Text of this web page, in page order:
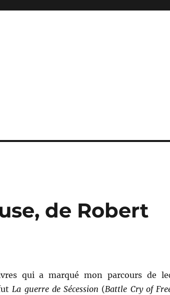
de Robert
qui a marqué mon parcours de
La guerre de Sécession (Battle Cry of